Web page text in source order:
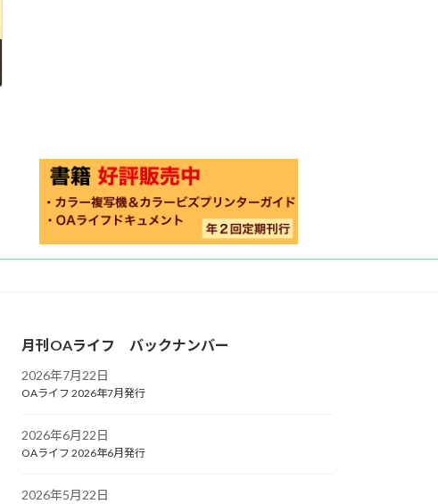
月刊OAライフ バックナンバー
2026年7月22日
OAライフ 2026年7月発行
2026年6月22日
OAライフ 2026年6月発行
2026年5月22日